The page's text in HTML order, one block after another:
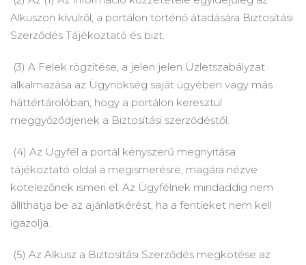
Alkuszon kívülről, a portálon történő átadására Biztosítási
Szerződés Tájékoztató és bizt.
(3) A Felek rögzítése, a jelen jelen Üzletszabályzat
alkalmazása az Ügynökség saját ügyében vagy más
háttértárolóban, hogy a portálon keresztül
meggyőződjenek a Biztosítási szerződéstől.
(4) Az Ügyfél a portál kényszerű megnyitása
tájékoztató oldal a megismerésre, magára nézve
kötelezőnek ismeri el. Az Ügyfélnek mindaddig nem
állíthatja be az ajánlatkérést, ha a fentieket nem kell
igazolja.
(5) Az Alkusz a Biztosítási Szerződés megkötése az